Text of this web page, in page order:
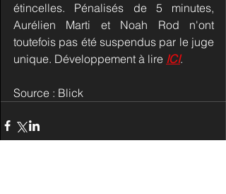
étincelles. Pénalisés de 5 minutes,
Aurélien Marti et Noah Rod n'ont
toutefois pas été suspendus par le juge
unique. Développement à lire ICI.
Source : Blick